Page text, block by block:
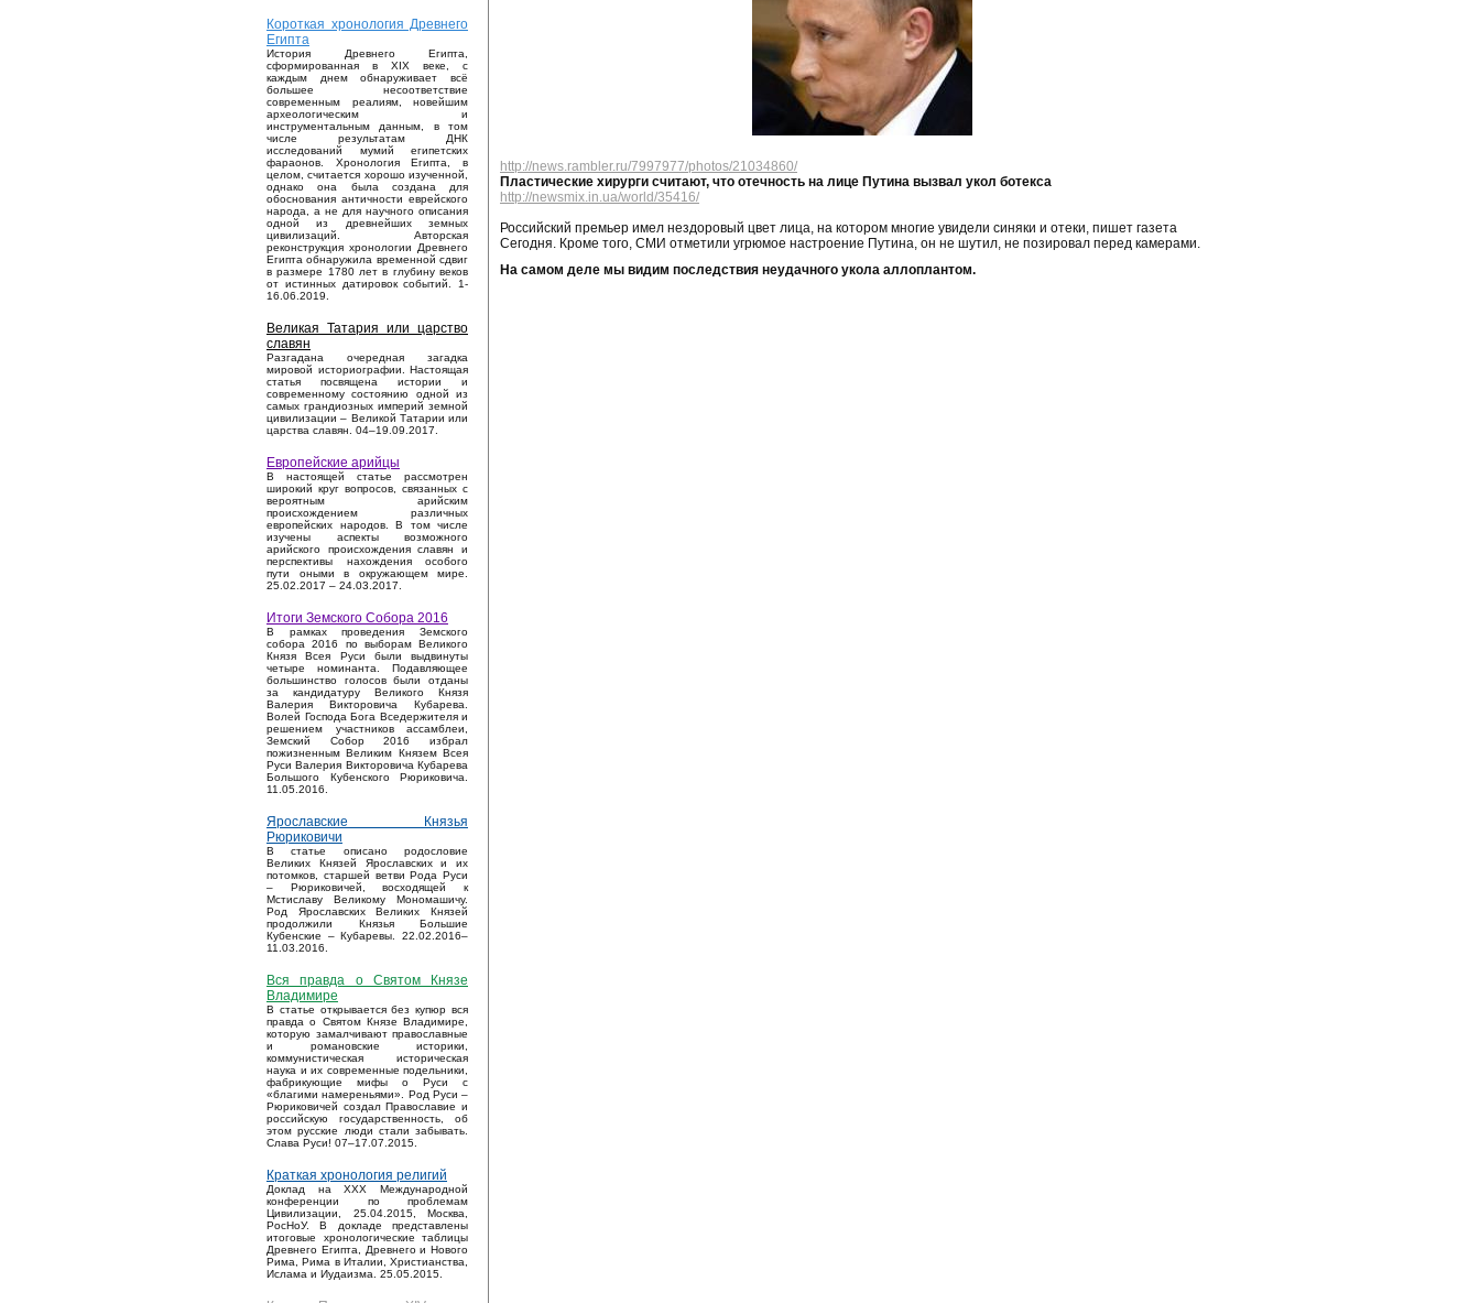
Короткая хронология Древнего
Египта
История Древнего Египта,
сформированная в XIX веке, с
каждым днем обнаруживает всё
большее несоответствие
современным реалиям, новейшим
археологическим и
инструментальным данным, в том
числе результатам ДНК
исследований мумий египетских
фараонов. Хронология Египта, в
целом, считается хорошо изученной,
однако она была создана для
обоснования античности еврейского
народа, а не для научного описания
одной из древнейших земных
цивилизаций. Авторская
реконструкция хронологии Древнего
Египта обнаружила временной сдвиг
в размере 1780 лет в глубину веков
от истинных датировок событий. 1-
16.06.2019.
Великая Татария или царство
славян
Разгадана очередная загадка
мировой историографии. Настоящая
статья посвящена истории и
современному состоянию одной из
самых грандиозных империй земной
цивилизации – Великой Татарии или
царства славян. 04–19.09.2017.
Европейские арийцы
В настоящей статье рассмотрен
широкий круг вопросов, связанных с
вероятным арийским
происхождением различных
европейских народов. В том числе
изучены аспекты возможного
арийского происхождения славян и
перспективы нахождения особого
пути оными в окружающем мире.
25.02.2017 – 24.03.2017.
Итоги Земского Собора 2016
В рамках проведения Земского
собора 2016 по выборам Великого
Князя Всея Руси были выдвинуты
четыре номинанта. Подавляющее
большинство голосов были отданы
за кандидатуру Великого Князя
Валерия Викторовича Кубарева.
Волей Господа Бога Вседержителя и
решением участников ассамблеи,
Земский Собор 2016 избрал
пожизненным Великим Князем Всея
Руси Валерия Викторовича Кубарева
Большого Кубенского Рюриковича.
11.05.2016.
Ярославские Князья
Рюриковичи
В статье описано родословие
Великих Князей Ярославских и их
потомков, старшей ветви Рода Руси
– Рюриковичей, восходящей к
Мстиславу Великому Мономашичу.
Род Ярославских Великих Князей
продолжили Князья Большие
Кубенские – Кубаревы. 22.02.2016–
11.03.2016.
Вся правда о Святом Князе
Владимире
В статье открывается без купюр вся
правда о Святом Князе Владимире,
которую замалчивают православные
и романовские историки,
коммунистическая историческая
наука и их современные подельники,
фабрикующие мифы о Руси с
«благими намереньями». Род Руси –
Рюриковичей создал Православие и
российскую государственность, об
этом русские люди стали забывать.
Слава Руси! 07–17.07.2015.
Краткая хронология религий
Доклад на XXX Международной
конференции по проблемам
Цивилизации, 25.04.2015, Москва,
РосНоУ. В докладе представлены
итоговые хронологические таблицы
Древнего Египта, Древнего и Нового
Рима, Рима в Италии, Христианства,
Ислама и Иудаизма. 25.05.2015.
http://news.rambler.ru/7997977/photos/21034860/
Пластические хирурги считают, что отечность на лице Путина вызвал укол ботекса
http://newsmix.in.ua/world/35416/
Российский премьер имел нездоровый цвет лица, на котором многие увидели синяки и отеки, пишет газета
Сегодня. Кроме того, СМИ отметили угрюмое настроение Путина, он не шутил, не позировал перед камерами.
На самом деле мы видим последствия неудачного укола аллоплантом.